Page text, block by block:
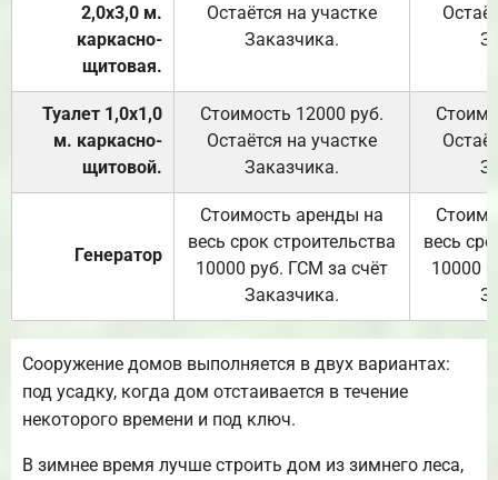
2,0х3,0 м.
каркасно-
щитовая.
Остаётся на участке
Заказчика.
Туалет 1,0х1,0
м. каркасно-
щитовой.
Стоимость 12000 руб.
Остаётся на участке
Заказчика.
Генератор
Стоимость аренды на
весь срок строительства
10000 руб. ГСМ за счёт
Заказчика.
весь
10000
Сооружение домов выполняется в двух вариантах:
под усадку, когда дом отстаивается в течение
некоторого времени и под ключ.
В зимнее время лучше строить дом из зимнего леса,